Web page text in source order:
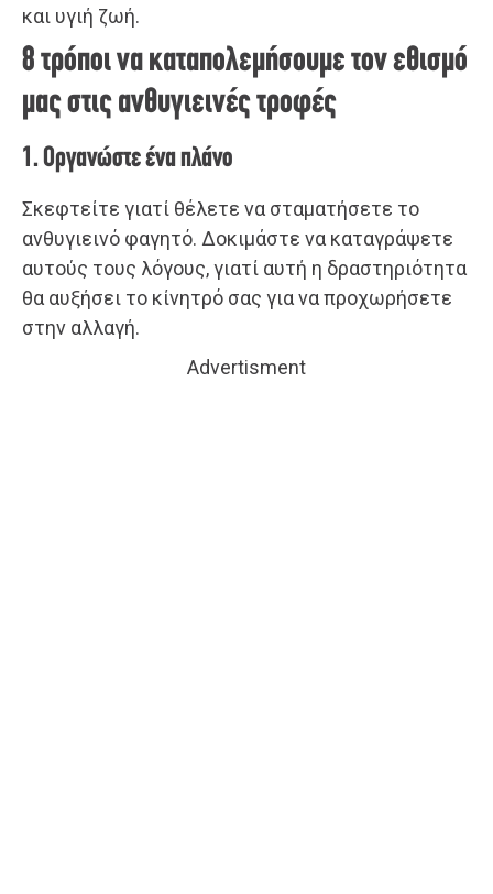
και υγιή ζωή.
8 τρόποι να καταπολεμήσουμε τον εθισμό
μας στις ανθυγιεινές τροφές
1. Οργανώστε ένα πλάνο
Σκεφτείτε γιατί θέλετε να σταματήσετε το
ανθυγιεινό φαγητό. Δοκιμάστε να καταγράψετε
αυτούς τους λόγους, γιατί αυτή η δραστηριότητα
θα αυξήσει το κίνητρό σας για να προχωρήσετε
στην αλλαγή.
Advertisment